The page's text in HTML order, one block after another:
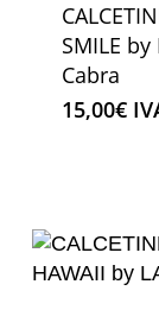
SMILE by
Cabra
15,00€